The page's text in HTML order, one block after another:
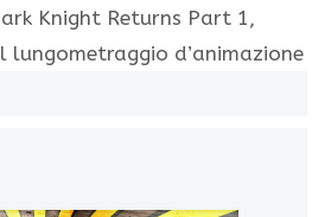
Knight Returns Part 1,
d’animazione